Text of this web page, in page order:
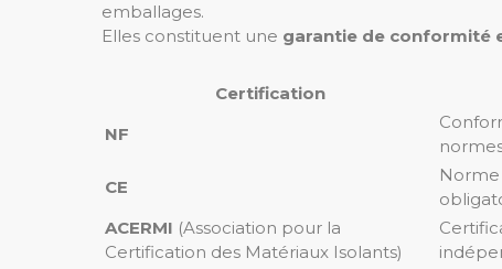
emballages.
Elles constituent une garantie de conformité
Certification
NF
CE
ACERMI (Association pour la
Certification des Matériaux Isolants)